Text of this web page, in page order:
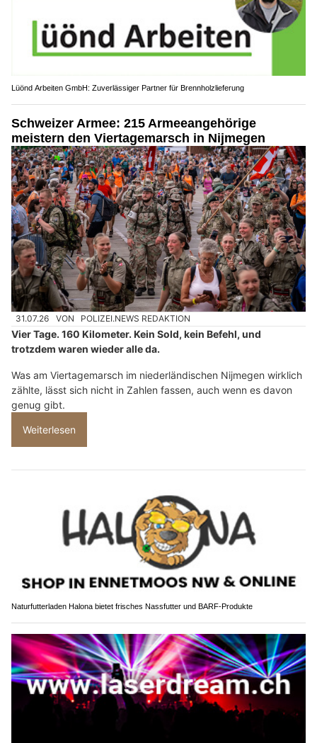
Lüönd Arbeiten GmbH: Zuverlässiger Partner für Brennholzlieferung
Schweizer Armee: 215 Armeeangehörige
meistern den Viertagemarsch in Nijmegen
31.07.26 VON POLIZEI.NEWS REDAKTION
Vier Tage. 160 Kilometer. Kein Sold, kein Befehl, und
trotzdem waren wieder alle da.
Was am Viertagemarsch im niederländischen Nijmegen wirklich
zählte, lässt sich nicht in Zahlen fassen, auch wenn es davon
genug gibt.
Weiterlesen
Naturfutterladen Halona bietet frisches Nassfutter und BARF-Produkte